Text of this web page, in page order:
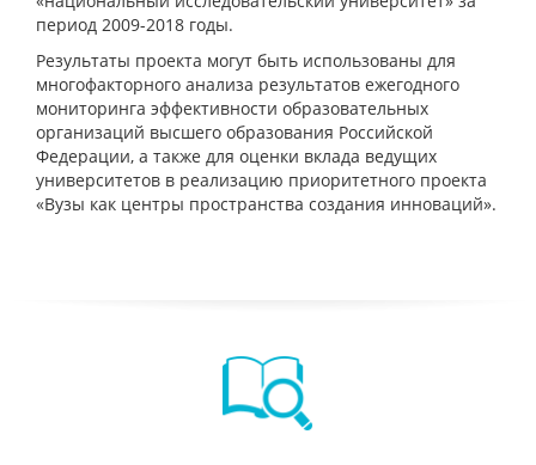
период 2009-2018 годы.
Результаты проекта могут быть использованы для
многофакторного анализа результатов ежегодного
мониторинга эффективности образовательных
организаций высшего образования Российской
Федерации, а также для оценки вклада ведущих
университетов в реализацию приоритетного проекта
«Вузы как центры пространства создания инноваций».